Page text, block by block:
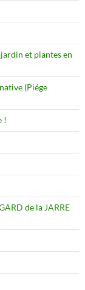
et plantes en
(Piége
!
de la JARRE